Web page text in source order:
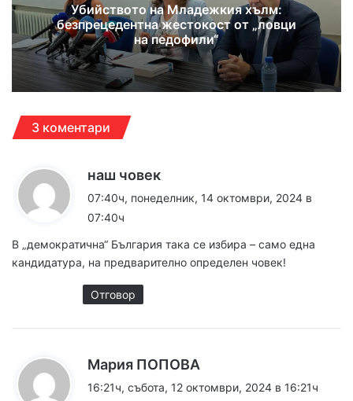
Убийството на Младежкия хълм:
безпрецедентна жестокост от „ловци
на педофили“
3 коментари
наш човек
:
07:40ч, понеделник, 14 октомври, 2024 в
07:40ч
В „демократична“ България така се избира – само една
кандидатура, на предварително определен човек!
Отговор
Мария ПОПОВА
16:21ч, събота, 12 октомври, 2024 в 16:21ч